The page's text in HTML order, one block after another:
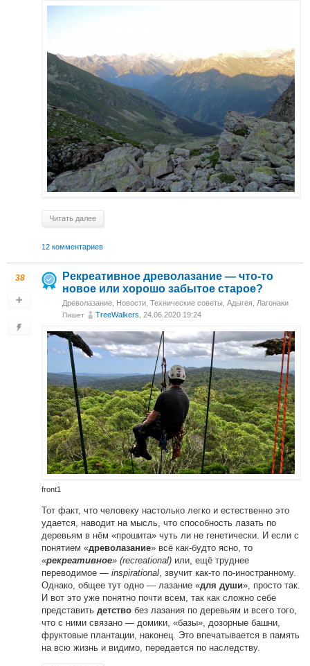
Читать далее
12 комментариев
38
Рекреативное древолазание — что-то
новое или хорошо забытое старое?
Древолазание Новости Технические советы Адыгея, Лагонаки
Пишет TreeWalkers , 24.06.2020 19:24
front1
Тот факт, что человеку настолько легко и естественно это
удается, наводит на мысль, что способность лазать по
деревьям в нём «прошита» чуть ли не генетически. И если с
понятием «древолазание» всё как-будто ясно, то
«рекреативное» (recreational) или, ещё труднее
переводимое — inspirational , звучит как-то по-иностранному.
Однако, общее тут одно — лазание «для души», просто так.
И вот это уже понятно почти всем, так как сложно себе
представить детство без лазания по деревьям и всего того,
что с ними связано — домики, «базы», дозорные башни,
фруктовые плантации, наконец. Это впечатывается в память
на всю жизнь и видимо, передается по наследству.